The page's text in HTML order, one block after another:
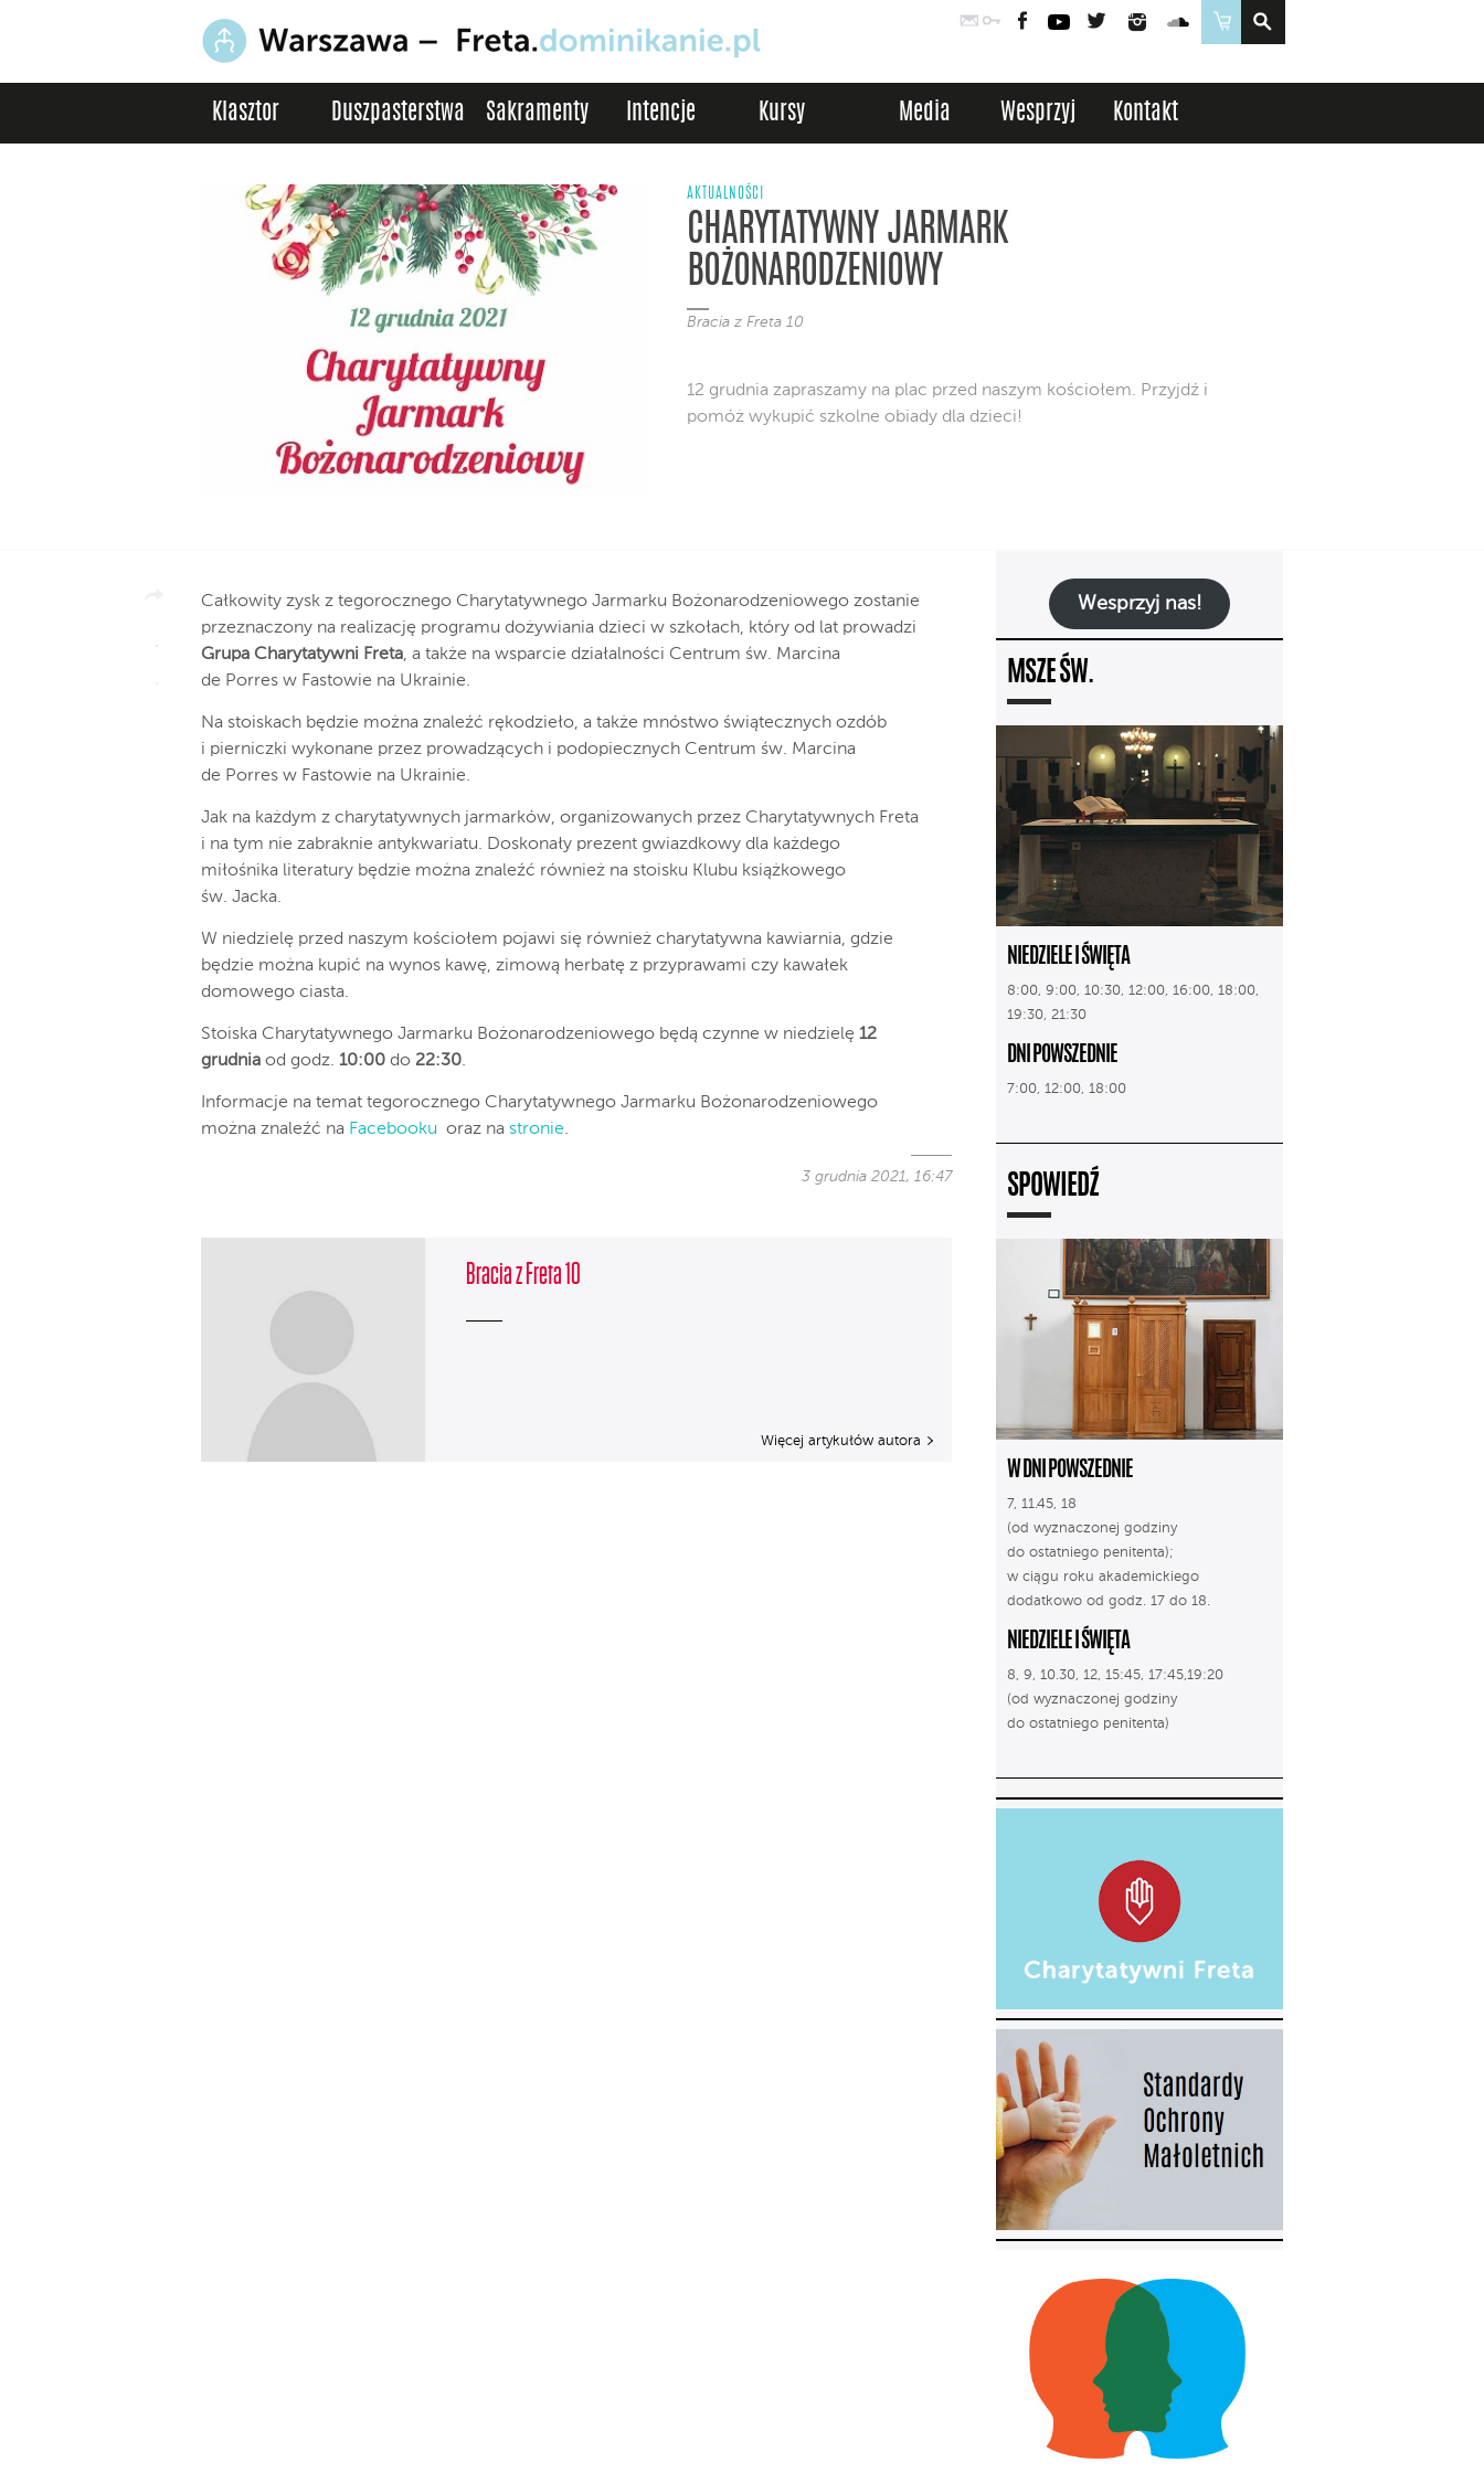
PocztaLogowanie
FacebookYouTubeTwitter InstagramSoundCloud
Sklep
Klasztor Duszpasterstwa Sakramenty Intencje Kursy Media Wesprzyj Kontakt
AKTUALNOŚCI
CHARYTATYWNY JARMARK
BOŻONARODZENIOWY
Bracia z Freta 10
12 grudnia zapraszamy na plac przed naszym kościołem. Przyjdź i
pomóż wykupić szkolne obiady dla dzieci!
Całkowity zysk z tegorocznego Charytatywnego Jarmarku Bożonarodzeniowego zostanie
przeznaczony na realizację programu dożywiania dzieci w szkołach, który od lat prowadzi
Grupa Charytatywni Freta, a także na wsparcie działalności Centrum św. Marcina
de Porres w Fastowie na Ukrainie.
Na stoiskach będzie można znaleźć rękodzieło, a także mnóstwo świątecznych ozdób
i pierniczki wykonane przez prowadzących i podopiecznych Centrum św. Marcina
de Porres w Fastowie na Ukrainie.
Jak na każdym z charytatywnych jarmarków, organizowanych przez Charytatywnych Freta
i na tym nie zabraknie antykwariatu. Doskonały prezent gwiazdkowy dla każdego
miłośnika literatury będzie można znaleźć również na stoisku Klubu książkowego
św. Jacka.
W niedzielę przed naszym kościołem pojawi się również charytatywna kawiarnia, gdzie
będzie można kupić na wynos kawę, zimową herbatę z przyprawami czy kawałek
domowego ciasta.
Stoiska Charytatywnego Jarmarku Bożonarodzeniowego będą czynne w niedzielę 12
grudnia od godz. 10:00 do 22:30.
Informacje na temat tegorocznego Charytatywnego Jarmarku Bożonarodzeniowego
można znaleźć na Facebooku oraz na stronie.
3 grudnia 2021, 16:47
Bracia z Freta 10
Więcej artykułów autora
Wesprzyj nas!
MSZE ŚW.
NIEDZIELE I ŚWIĘTA
8:00, 9:00, 10:30, 12:00, 16:00, 18:00,
19:30, 21:30
DNI POWSZEDNIE
7:00, 12:00, 18:00
SPOWIEDŹ
W DNI POWSZEDNIE
7, 11.45, 18
(od wyznaczonej godziny
do ostatniego penitenta);
w ciągu roku akademickiego
dodatkowo od godz. 17 do 18.
NIEDZIELE I ŚWIĘTA
8, 9, 10.30, 12, 15:45, 17:45,19:20
(od wyznaczonej godziny
do ostatniego penitenta)